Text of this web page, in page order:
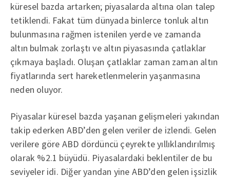
küresel bazda artarken; piyasalarda altına olan talep
tetiklendi. Fakat tüm dünyada binlerce tonluk altın
bulunmasına rağmen istenilen yerde ve zamanda
altın bulmak zorlaştı ve altın piyasasında çatlaklar
çıkmaya başladı. Oluşan çatlaklar zaman zaman altın
fiyatlarında sert hareketlenmelerin yaşanmasına
neden oluyor.
Piyasalar küresel bazda yaşanan gelişmeleri yakından
takip ederken ABD’den gelen veriler de izlendi. Gelen
verilere göre ABD dördüncü çeyrekte yıllıklandırılmış
olarak %2.1 büyüdü. Piyasalardaki beklentiler de bu
seviyeler idi. Diğer yandan yine ABD’den gelen işsizlik